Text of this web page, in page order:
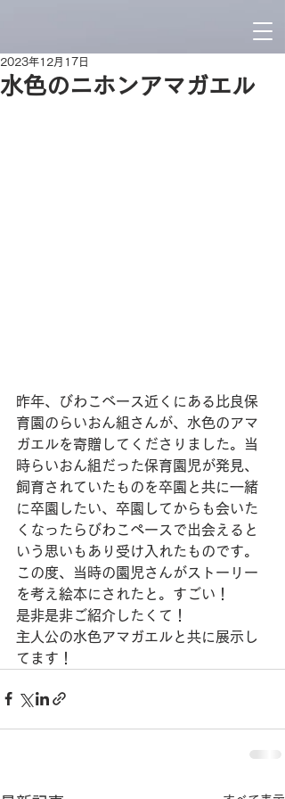
水色のニホンアマガエル
2023年12月17日
昨年、びわこベース近くにある比良保
育園のらいおん組さんが、水色のアマ
ガエルを寄贈してくださりました。当
時らいおん組だった保育園児が発見、
飼育されていたものを卒園と共に一緒
に卒園したい、卒園してからも会いた
くなったらびわこペースで出会えると
いう思いもあり受け入れたものです。
この度、当時の園児さんがストーリー
を考え絵本にされたと。すごい！
是非是非ご紹介したくて！
主人公の水色アマガエルと共に展示し
てます！